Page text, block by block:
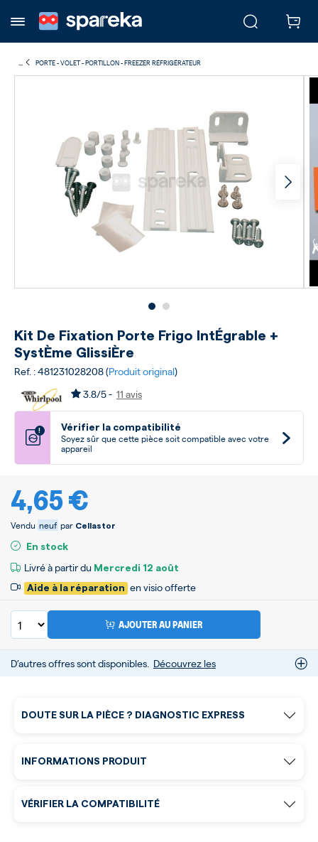
PORTE - VOLET - PORTILLON - FREEZER RÉFRIGÉRATEUR
Kit De Fixation Porte Frigo IntÉgrable +
SystÈme GlissiÈre
Ref. : 481231028208 (Produit original)
3.8/5 - 11 avis
! Vérifier la compatibilité
Soyez sûr que cette pièce soit compatible avec votre
appareil
4,65 €
Vendu neuf par Cellastor
En stock
Livré à partir du Mercredi 12 août
Aide à la réparation en visio offerte
AJOUTER AU PANIER
D’autres offres sont disponibles. Découvrez les
DOUTE SUR LA PIÈCE ? DIAGNOSTIC EXPRESS
INFORMATIONS PRODUIT
VÉRIFIER LA COMPATIBILITÉ